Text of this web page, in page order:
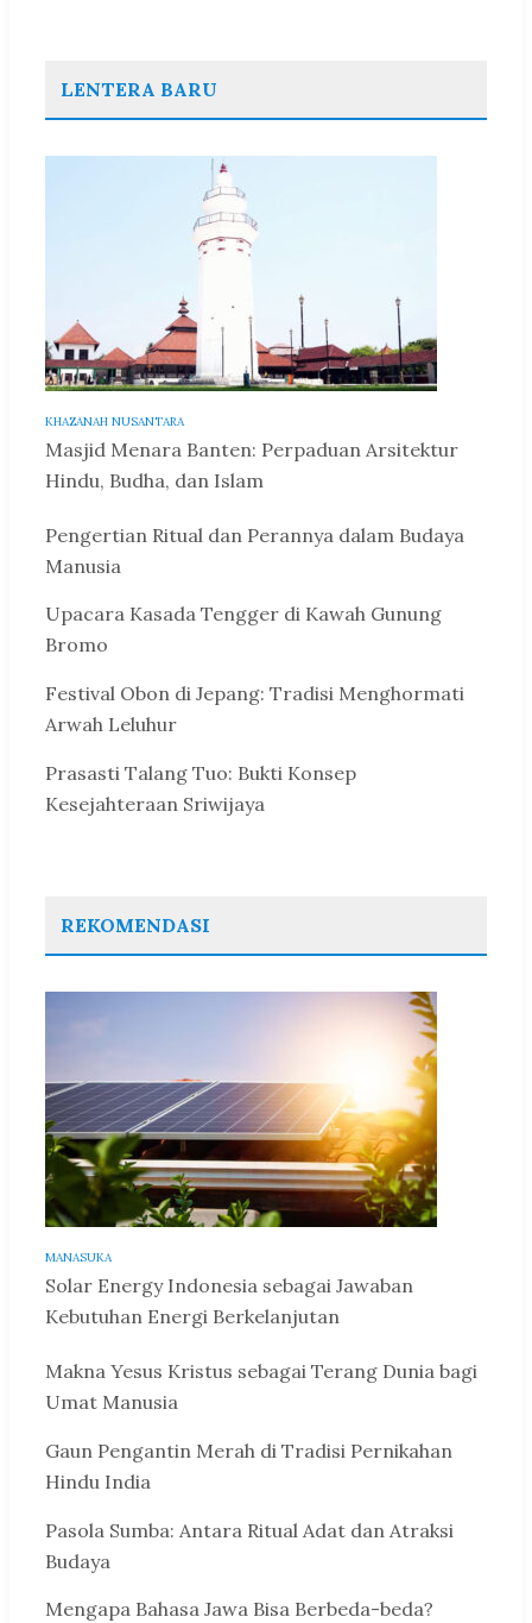
LENTERA BARU
KHAZANAH NUSANTARA
Masjid Menara Banten: Perpaduan Arsitektur
Hindu, Budha, dan Islam
Pengertian Ritual dan Perannya dalam Budaya
Manusia
Upacara Kasada Tengger di Kawah Gunung
Bromo
Festival Obon di Jepang: Tradisi Menghormati
Arwah Leluhur
Prasasti Talang Tuo: Bukti Konsep
Kesejahteraan Sriwijaya
REKOMENDASI
MANASUKA
Solar Energy Indonesia sebagai Jawaban
Kebutuhan Energi Berkelanjutan
Makna Yesus Kristus sebagai Terang Dunia bagi
Umat Manusia
Gaun Pengantin Merah di Tradisi Pernikahan
Hindu India
Pasola Sumba: Antara Ritual Adat dan Atraksi
Budaya
Mengapa Bahasa Jawa Bisa Berbeda-beda?